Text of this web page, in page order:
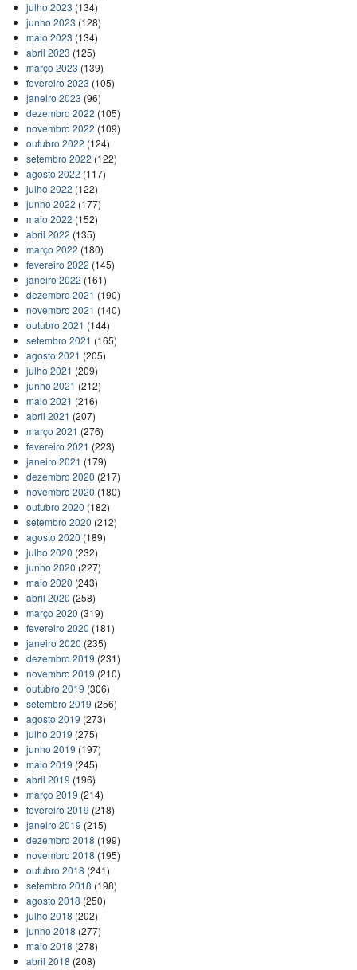
julho 2023 (134)
junho 2023 (128)
maio 2023 (134)
abril 2023 (125)
março 2023 (139)
fevereiro 2023 (105)
janeiro 2023 (96)
dezembro 2022 (105)
novembro 2022 (109)
outubro 2022 (124)
setembro 2022 (122)
agosto 2022 (117)
julho 2022 (122)
junho 2022 (177)
maio 2022 (152)
abril 2022 (135)
março 2022 (180)
fevereiro 2022 (145)
janeiro 2022 (161)
dezembro 2021 (190)
novembro 2021 (140)
outubro 2021 (144)
setembro 2021 (165)
agosto 2021 (205)
julho 2021 (209)
junho 2021 (212)
maio 2021 (216)
abril 2021 (207)
março 2021 (276)
fevereiro 2021 (223)
janeiro 2021 (179)
dezembro 2020 (217)
novembro 2020 (180)
outubro 2020 (182)
setembro 2020 (212)
agosto 2020 (189)
julho 2020 (232)
junho 2020 (227)
maio 2020 (243)
abril 2020 (258)
março 2020 (319)
fevereiro 2020 (181)
janeiro 2020 (235)
dezembro 2019 (231)
novembro 2019 (210)
outubro 2019 (306)
setembro 2019 (256)
agosto 2019 (273)
julho 2019 (275)
junho 2019 (197)
maio 2019 (245)
abril 2019 (196)
março 2019 (214)
fevereiro 2019 (218)
janeiro 2019 (215)
dezembro 2018 (199)
novembro 2018 (195)
outubro 2018 (241)
setembro 2018 (198)
agosto 2018 (250)
julho 2018 (202)
junho 2018 (277)
maio 2018 (278)
abril 2018 (208)